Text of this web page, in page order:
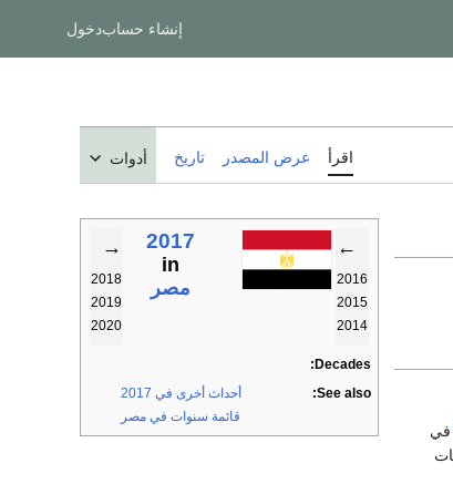
إنشاء حسابدخول
اقرأ عرض المصدر تاريخ أدوات
←
2016
2015
2014
2017
in
مصر
→
2018
2019
2020
Decades:
See also:
أحداث أخرى في 2017
قائمة سنوات في مصر
في